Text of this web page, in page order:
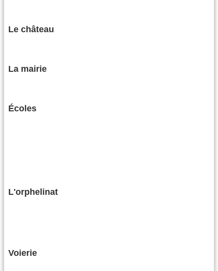
Le château
La mairie
Écoles
L'orphelinat
Voierie